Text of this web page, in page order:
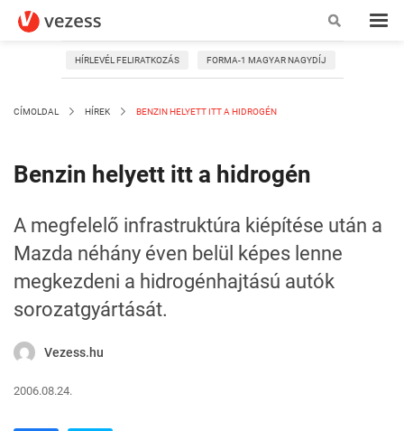
HÍRLEVÉL FELIRATKOZÁS FORMA-1 MAGYAR NAGYDÍJ
CÍMOLDAL HÍREK BENZIN HELYETT ITT A HIDROGÉN
Benzin helyett itt a hidrogén
A megfelelő infrastruktúra kiépítése után a
Mazda néhány éven belül képes lenne
megkezdeni a hidrogénhajtású autók
sorozatgyártását.
Vezess.hu
2006.08.24.